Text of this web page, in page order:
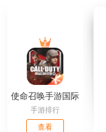
使命召唤手游国际
服下载正版
手游排行
查看